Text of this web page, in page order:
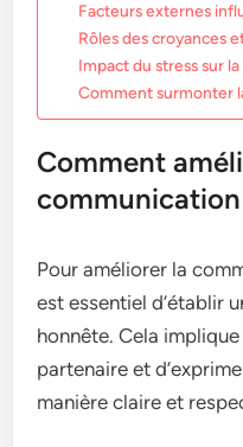
Facteurs externes
Rôles des croyances
Impact du stress sur
Comment surmonter
Comment
Pour améliorer la
est essentiel d’établir
honnête. Cela
partenaire et
manière claire et